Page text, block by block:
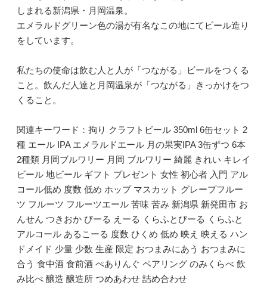
しまれる新潟県・月岡温泉。
エメラルドグリーン色の湯が有名なこの地にてビール造り
をしています。
私たちの使命は飲む人と人が「つながる」ビールをつくる
こと。飲んだ人達と月岡温泉が「つながる」きっかけをつ
くること。
関連キーワード：拘り クラフトビール 350ml 6缶セット 2
種 エール IPA エメラルドエール 月の果実IPA 3缶ずつ 6本
2種類 月岡ブルワリー 月岡 ブルワリー 綺麗 きれい キレイ
ビール 地ビール ギフト プレゼント 女性 初心者 入門 アル
コール低め 度数 低め ホップ マスカット グレープフルー
ツ フルーツ フルーツエール 苦味 苦み 新潟県 新発田市 お
んせん つきおか びーる えーる くらふとびーる くらふと
アルコール あるこーる 度数 ひくめ 低め 映え 映える ハン
ドメイド 少量 少数 生産 限定 おつまみにあう おつまみに
合う 食中酒 食前酒 ぺありんぐ ペアリング のみくらべ 飲
み比べ 醸造 醸造所 つめあわせ 詰め合わせ